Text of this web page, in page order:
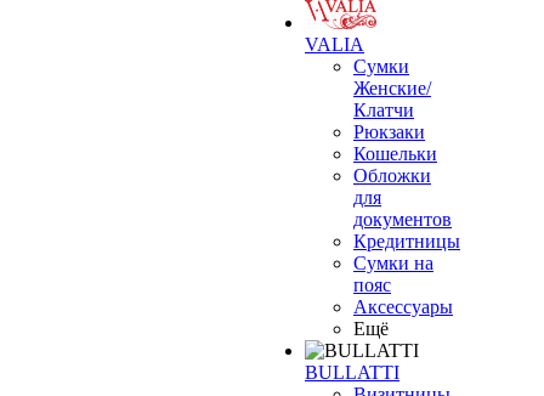
VALIA
Сумки
Женские/
Клатчи
Рюкзаки
Кошельки
Обложки
для
документов
Кредитницы
Сумки на
пояс
Аксессуары
Ещё
BULLATTI